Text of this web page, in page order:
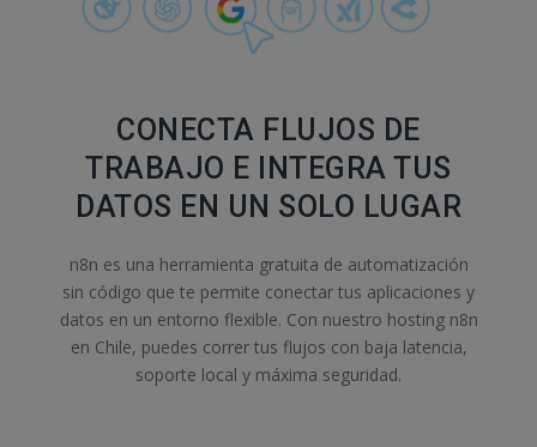
CONECTA FLUJOS DE
TRABAJO E INTEGRA TUS
DATOS EN UN SOLO LUGAR
n8n es una herramienta gratuita de automatización
sin código que te permite conectar tus aplicaciones y
datos en un entorno flexible. Con nuestro hosting n8n
en Chile, puedes correr tus flujos con baja latencia,
soporte local y máxima seguridad.